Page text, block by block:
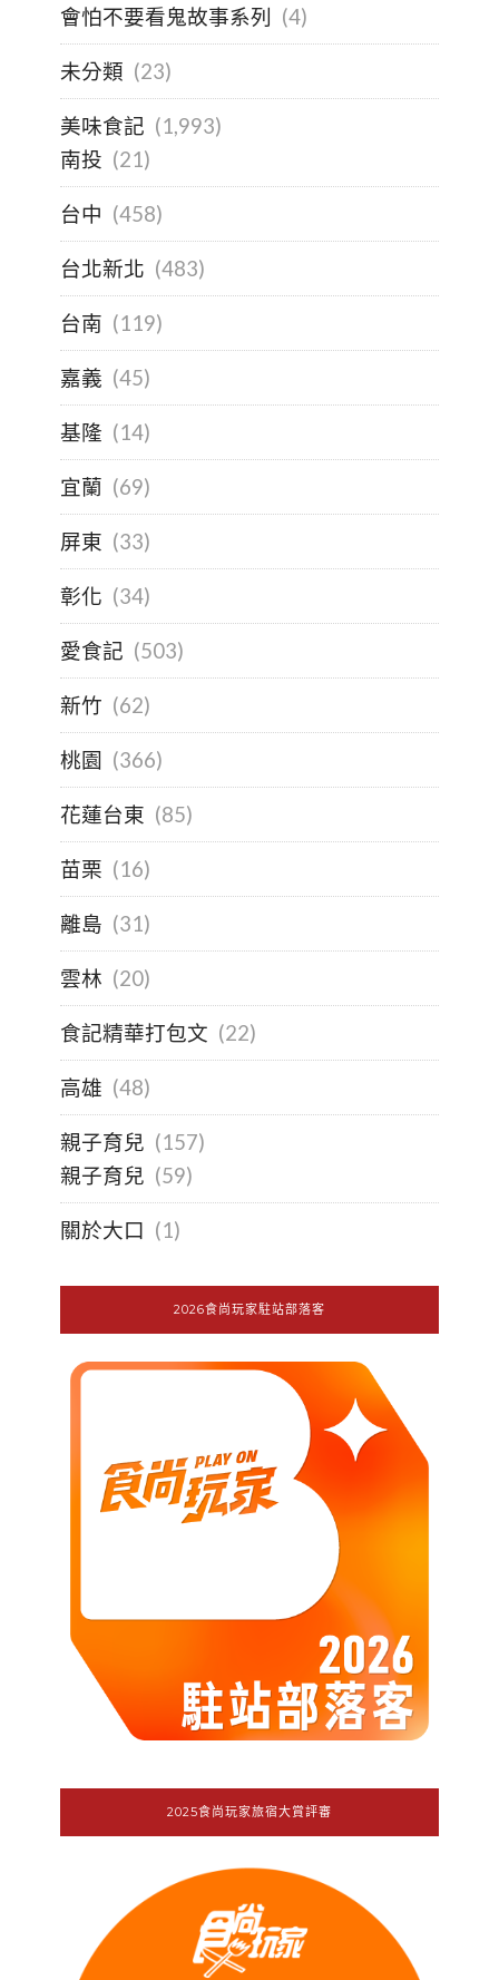
會怕不要看鬼故事系列 (4)
未分類 (23)
美味食記 (1,993)
南投 (21)
台中 (458)
台北新北 (483)
台南 (119)
嘉義 (45)
基隆 (14)
宜蘭 (69)
屏東 (33)
彰化 (34)
愛食記 (503)
新竹 (62)
桃園 (366)
花蓮台東 (85)
苗栗 (16)
離島 (31)
雲林 (20)
食記精華打包文 (22)
高雄 (48)
親子育兒 (157)
親子育兒 (59)
關於大口 (1)
2026食尚玩家駐站部落客
2025食尚玩家旅宿大賞評審